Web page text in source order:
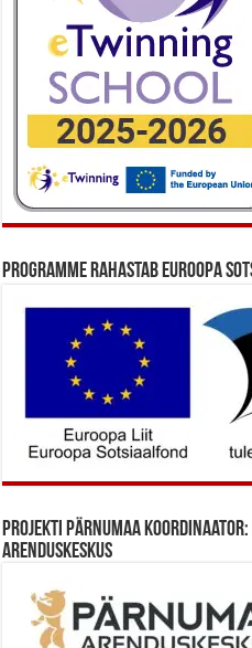
Programme rahastab Euroopa
Projekti Pärnumaa
Arenduskeskus